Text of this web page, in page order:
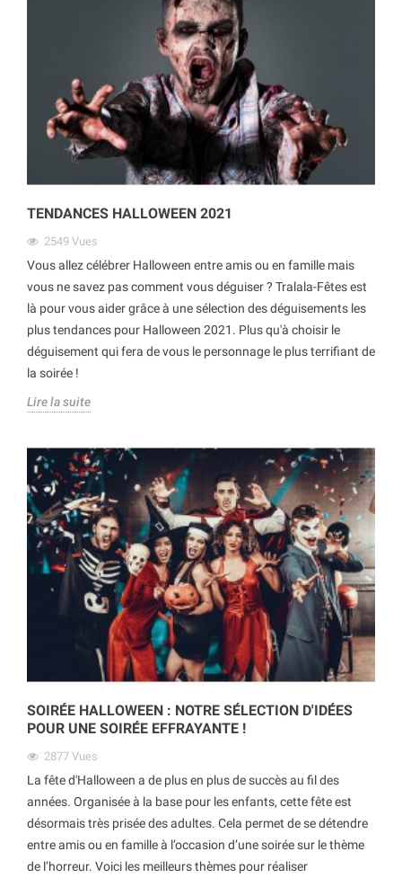
TENDANCES HALLOWEEN 2021
2549 Vues
Vous allez célébrer Halloween entre amis ou en famille mais
vous ne savez pas comment vous déguiser ? Tralala-Fêtes est
là pour vous aider grâce à une sélection des déguisements les
plus tendances pour Halloween 2021. Plus qu'à choisir le
déguisement qui fera de vous le personnage le plus terrifiant de
la soirée !
Lire la suite
SOIRÉE HALLOWEEN : NOTRE SÉLECTION D'IDÉES
POUR UNE SOIRÉE EFFRAYANTE !
2877 Vues
La fête d'Halloween a de plus en plus de succès au fil des
années. Organisée à la base pour les enfants, cette fête est
désormais très prisée des adultes. Cela permet de se détendre
entre amis ou en famille à l’occasion d’une soirée sur le thème
de l’horreur. Voici les meilleurs thèmes pour réaliser